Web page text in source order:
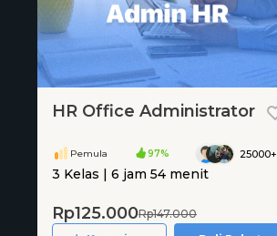
HR Office Administrator
Pemula 97% 25000+
3 Kelas | 6 jam 54 menit
Rp125.000Rp147.000